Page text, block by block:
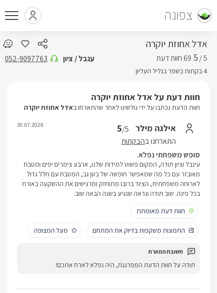
צפונה
אדל אחוזת יוקרה
5 /
5
4 בקתות בשפר בגליל העליון
ענבל / ציון 052-9097763
חוות דעת על אדל אחוזת יוקרה
חוות הדעת נכתבו על ידי גולשינו לאחר שהתארחו באדל אחוזת יוקרה
אילנה מילר 5/5
התארחנו בהבקתות
30.07.2026
סופש משפחתי נפלא.
עינבל וציון תודה, המקום פשוט למידות שלנו, ארבע צימרים יפים ומטבח
מאובזר עם כל מה שמאפשר חופשה של בטן גב, המטבח עם חלל גדול
לארוחה משפחתית, הציוד ברובו מתוחזק ומרגישים את ההשקעה באורח
בכל פינה. שוב תודה ונראה שנגיע בשנה הבאה שוב.
חוות דעת מאומתת
התמונות משקפות בדיוק את המתחם מעל המצופה
תודה על חוות הדעת המפרגנת, היה נפלא לארח אתכם!